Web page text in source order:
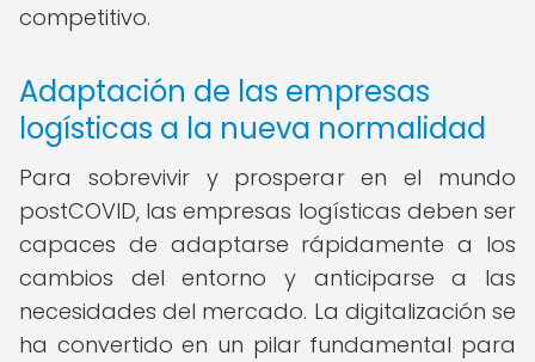
competitivo.
Adaptación de las empresas
logísticas a la nueva normalidad
Para sobrevivir y prosperar en el mundo
postCOVID, las empresas logísticas deben ser
capaces de adaptarse rápidamente a los
cambios del entorno y anticiparse a las
necesidades del mercado. La digitalización se
ha convertido en un pilar fundamental para